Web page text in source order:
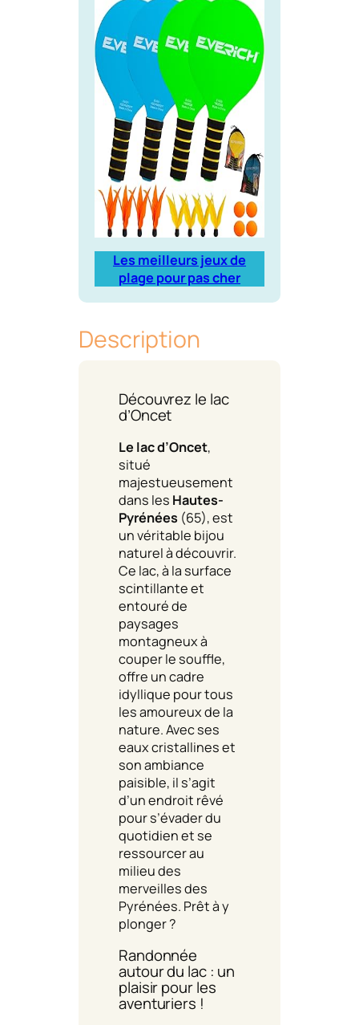
Les meilleurs jeux de
plage pour pas cher
Description
Découvrez le lac
d’Oncet
Le lac d’Oncet,
situé
majestueusement
dans les Hautes-
Pyrénées (65), est
un véritable bijou
naturel à découvrir.
Ce lac, à la surface
scintillante et
entouré de
paysages
montagneux à
couper le souffle,
offre un cadre
idyllique pour tous
les amoureux de la
nature. Avec ses
eaux cristallines et
son ambiance
paisible, il s’agit
d’un endroit rêvé
pour s’évader du
quotidien et se
ressourcer au
milieu des
merveilles des
Pyrénées. Prêt à y
plonger ?
Randonnée
autour du lac : un
plaisir pour les
aventuriers !